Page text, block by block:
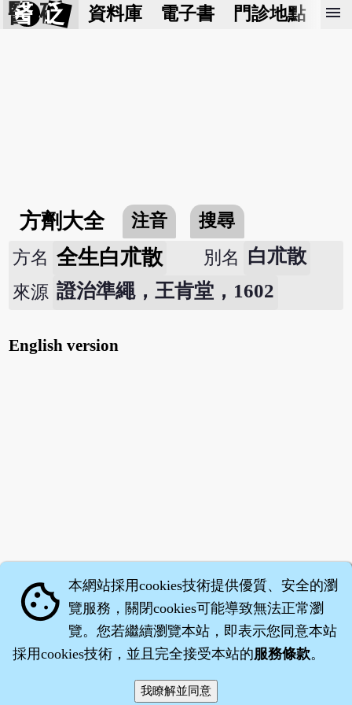
醫 砭 資料庫 電子書 門診地點 預
menu
方劑大全 注音
搜尋
方名 全生白朮散 別名 白朮散
來源 證治準繩，王肯堂，1602
English version
‧沈藥子©2008～2026
cookie 本網站採用cookies技術提供優質、安全的瀏
覽服務，關閉cookies可能導致無法正常瀏
覽。您若繼續瀏覽本站，即表示您同意本站
採用cookies技術，並且完全接受本站的服務條款。